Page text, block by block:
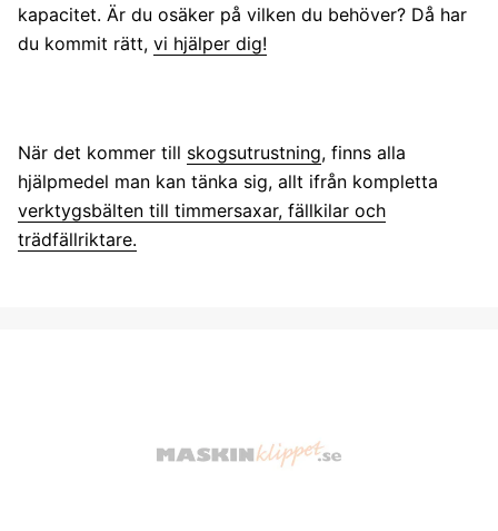
kapacitet. Är du osäker på vilken du behöver? Då har
du kommit rätt, vi hjälper dig!
När det kommer till skogsutrustning, finns alla
hjälpmedel man kan tänka sig, allt ifrån kompletta
verktygsbälten till timmersaxar, fällkilar och
trädfällriktare.